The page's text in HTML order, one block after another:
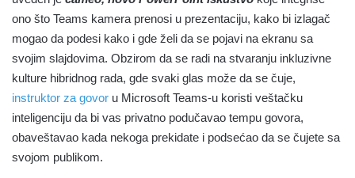
ono što Teams kamera prenosi u prezentaciju, kako bi izlagač
mogao da podesi kako i gde želi da se pojavi na ekranu sa
svojim slajdovima. Obzirom da se radi na stvaranju inkluzivne
kulture hibridnog rada, gde svaki glas može da se čuje,
instruktor za govor u Microsoft Teams-u koristi veštačku
inteligenciju da bi vas privatno podučavao tempu govora,
obaveštavao kada nekoga prekidate i podsećao da se čujete sa
svojom publikom.